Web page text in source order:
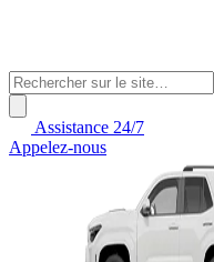
Assistance 24/7
Appelez-nous